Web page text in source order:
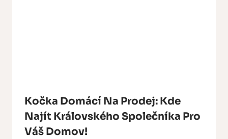
Kočka Domácí Na Prodej: Kde
Najít Královského Společníka Pro
Váš Domov!